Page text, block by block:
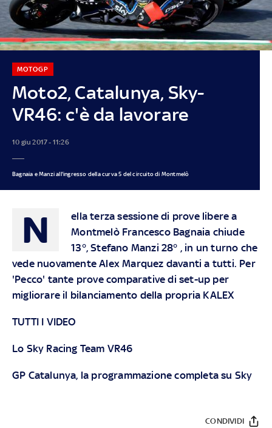
Moto2, Catalunya, Sky-
VR46: c'è da lavorare
MOTOGP
10 giu 2017 - 11:26
Bagnaia e Manzi all'ingresso della curva 5 del circuito di Montmelò
N
ella terza sessione di prove libere a
Montmelò Francesco Bagnaia chiude
13°, Stefano Manzi 28° , in un turno che
vede nuovamente Alex Marquez davanti a tutti. Per
'Pecco' tante prove comparative di set-up per
migliorare il bilanciamento della propria KALEX
TUTTI I VIDEO
Lo Sky Racing Team VR46
GP Catalunya, la programmazione completa su Sky
CONDIVIDI